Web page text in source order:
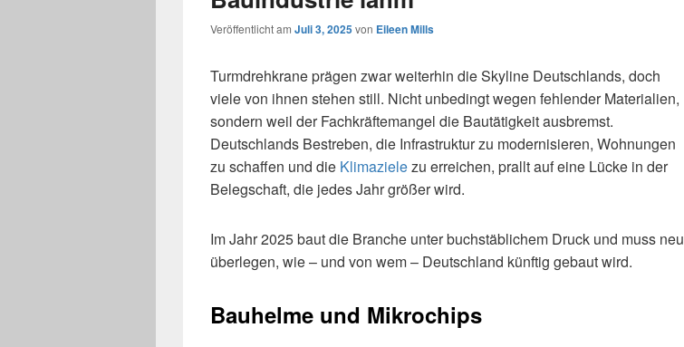
Veröffentlicht am Juli 3, 2025von Eileen Mills
Turmdrehkrane prägen zwar weiterhin die Skyline Deutschlands, doch
viele von ihnen stehen still. Nicht unbedingt wegen fehlender Materialien,
sondern weil der Fachkräftemangel die Bautätigkeit ausbremst.
Deutschlands Bestreben, die Infrastruktur zu modernisieren, Wohnungen
zu schaffen und die Klimazielezu erreichen, prallt auf eine Lücke in der
Belegschaft, die jedes Jahr größer wird.
Im Jahr 2025 baut die Branche unter buchstäblichem Druck und muss neu
überlegen, wie – und von wem – Deutschland künftig gebaut wird.
Bauhelme und Mikrochips